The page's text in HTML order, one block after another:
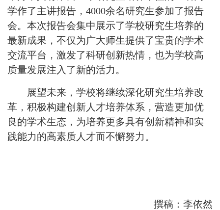
学作了主讲报告，4000余名研究生参加了报告
会。本次报告会集中展示了学校研究生培养的
最新成果，不仅为广大师生提供了宝贵的学术
交流平台，激发了科研创新热情，也为学校高
质量发展注入了新的活力。
展望未来，学校将继续深化研究生培养改
革，积极构建创新人才培养体系，营造更加优
良的学术生态，为培养更多具有创新精神和实
践能力的高素质人才而不懈努力。
撰稿：李依然